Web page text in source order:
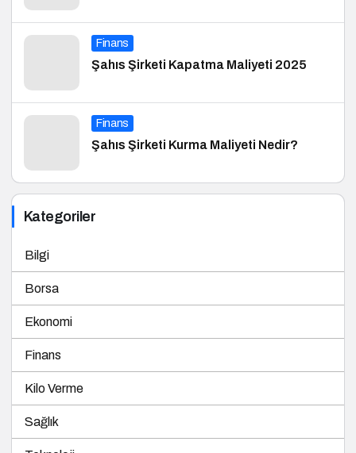
Finans
Şahıs Şirketi Kapatma Maliyeti 2025
Finans
Şahıs Şirketi Kurma Maliyeti Nedir?
Kategoriler
Borsa
Ekonomi
Finans
Kilo Verme
Sağlık
Teknoloji